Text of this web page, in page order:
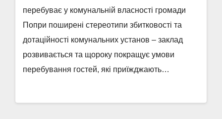
перебуває у комунальній власності громади
Попри поширені стереотипи збитковості та
дотаційності комунальних установ – заклад
розвивається та щороку покращує умови
перебування гостей, які приїжджають…